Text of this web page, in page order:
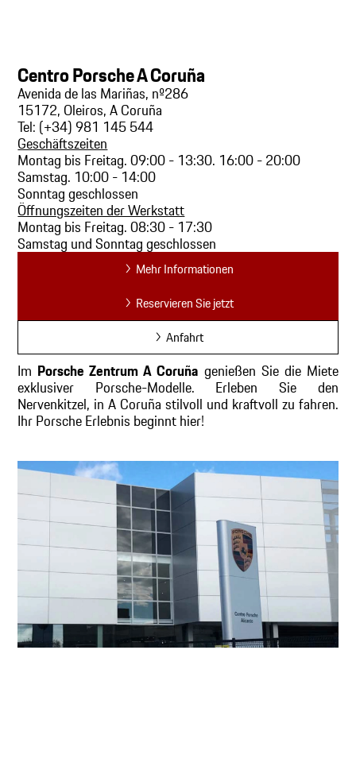
Centro Porsche A Coruña
Avenida de las Mariñas, nº286
15172, Oleiros, A Coruña
Tel: (+34) 981 145 544
Geschäftszeiten
Montag bis Freitag. 09:00 - 13:30. 16:00 - 20:00
Samstag. 10:00 - 14:00
Sonntag geschlossen
Öffnungszeiten der Werkstatt
Montag bis Freitag. 08:30 - 17:30
Samstag und Sonntag geschlossen
Mehr Informationen
Reservieren Sie jetzt
Anfahrt
Im Porsche Zentrum A Coruña genießen Sie die Miete
exklusiver Porsche-Modelle. Erleben Sie den
Nervenkitzel, in A Coruña stilvoll und kraftvoll zu fahren.
Ihr Porsche Erlebnis beginnt hier!